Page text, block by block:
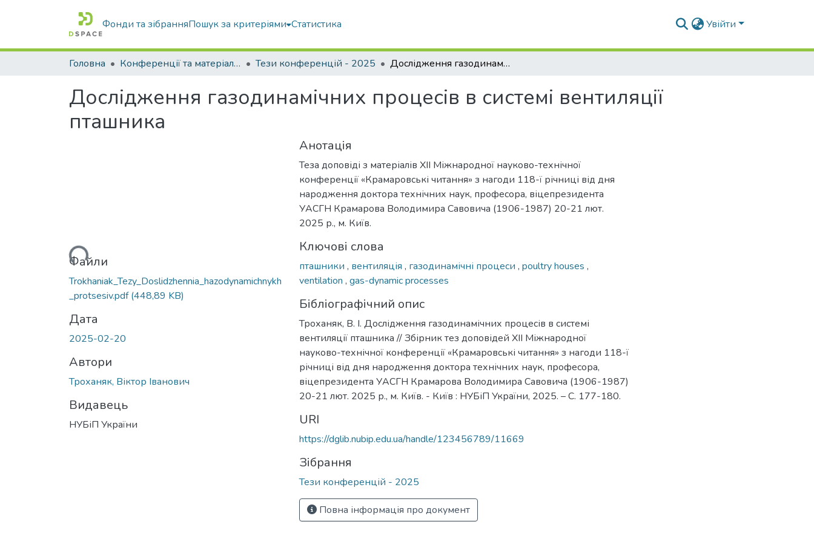
Фонди та зібранняПошук за критеріями Статистика Увійти
Головна Конференції та матеріали конференцій Тези конференцій - 2025 Дослідження газодинамічних процесів в системі вентиляції пташника
Дослідження газодинамічних процесів в системі вентиляції
пташника
Вантажиться...Файли
Trokhaniak_Tezy_Doslidzhennia_hazodynamichnykh
_protsesiv.pdf(448,89 KB)
Дата
2025-02-20
Автори
Троханяк, Віктор Іванович
Видавець
НУБіП України
Анотація
Теза доповіді з матеріалів ХІІ Міжнародної науково-технічної
конференції «Крамаровські читання» з нагоди 118-ї річниці від дня
народження доктора технічних наук, професора, віцепрезидента
УАСГН Крамарова Володимира Савовича (1906-1987) 20-21 лют.
2025 р., м. Київ.
Ключові слова
пташники , вентиляція , газодинамічні процеси , poultry houses ,
ventilation , gas-dynamic processes
Бібліографічний опис
Троханяк, В. І. Дослідження газодинамічних процесів в системі
вентиляції пташника // Збірник тез доповідей ХІІ Міжнародної
науково-технічної конференції «Крамаровські читання» з нагоди 118-ї
річниці від дня народження доктора технічних наук, професора,
віцепрезидента УАСГН Крамарова Володимира Савовича (1906-1987)
20-21 лют. 2025 р., м. Київ. - Київ : НУБіП України, 2025. – С. 177-180.
URI
https://dglib.nubip.edu.ua/handle/123456789/11669
Зібрання
Тези конференцій - 2025
Повна інформація про документ